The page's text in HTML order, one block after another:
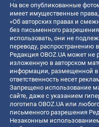
На все опубликованные
имеет имущественные
«Об авторских правах и
без письменного
использовать, они не
переводу, распространению
Редакция OBOZ.UA может не
изложенную в авторском
информации, размещенной в
ответственность несет
Запрещено использование
сайте, даже с указанием
логотипа OBOZ.UA или
письменного разрешения
Незаконным